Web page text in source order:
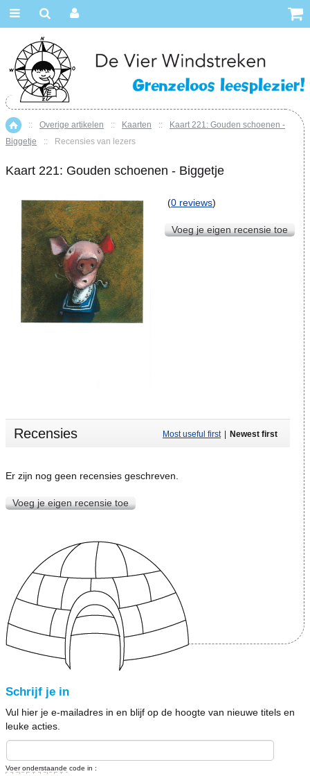
Home
:: Overige artikelen :: Kaarten ::
Kaart 221: Gouden schoenen -
Biggetje
:: Recensies van lezers
Kaart 221: Gouden schoenen - Biggetje
(0 reviews)
Voeg je eigen recensie toe
Recensies Most useful first Newest first
Er zijn nog geen recensies geschreven.
Voeg je eigen recensie toe
Schrijf je in
Vul hier je e-mailadres in en blijf op de hoogte van nieuwe titels en
leuke acties.
Voer onderstaande code in :